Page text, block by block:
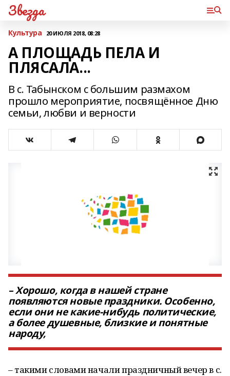
Звезда
Культура 20 ИЮЛЯ 2018, 08:28
А ПЛОЩАДЬ ПЕЛА И
ПЛЯСАЛА...
В с. Табынском с большим размахом
прошло мероприятие, посвящённое Дню
семьи, любви и верности
– Хорошо, когда в нашей стране
появляются новые праздники. Особенно,
если они не какие-нибудь политические,
а более душевные, близкие и понятные
народу,
– такими словами начали праздничный вечер в с.